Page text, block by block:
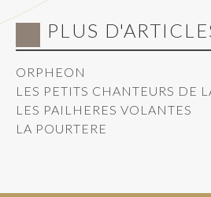
PLUS
ORPHEON
LES PETITS CHANTEURS DE
LES PAILHERES VOLANTES
LA POURTERE